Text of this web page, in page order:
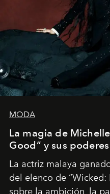
MODA
La magia de
Good” y sus
La actriz malaya
del elenco de “Wicked:
sobre la ambición, la